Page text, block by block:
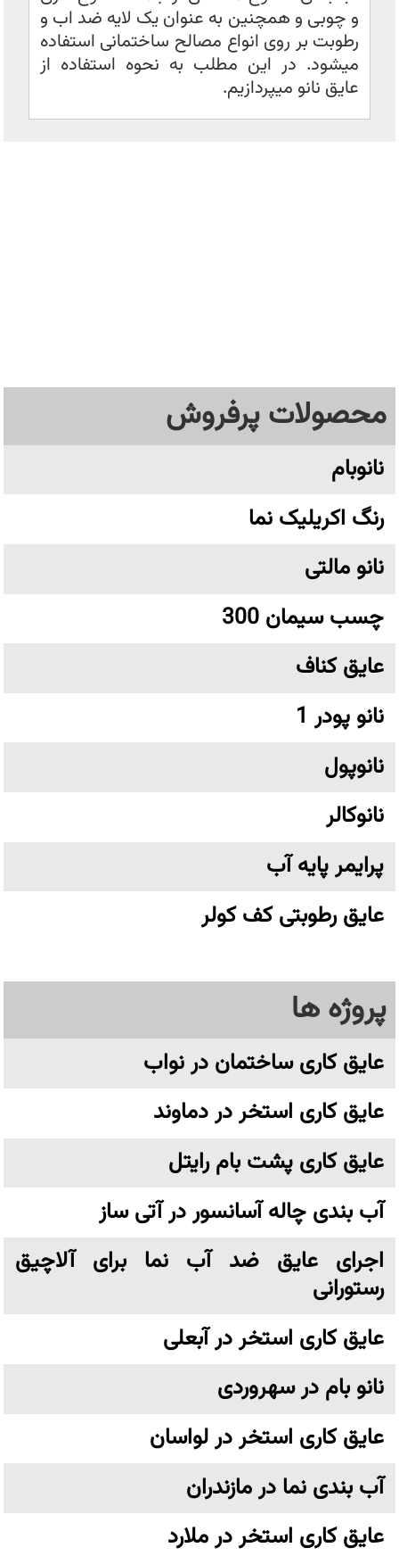
و چوبی و همچنین به عنوان یک لایه ضد اب و
رطوبت بر روی انواع مصالح ساختمانی استفاده
میشود. در این مطلب به نحوه استفاده از
عایق نانو میپردازیم.
محصولات پرفروش
نانوبام
رنگ اکریلیک نما
نانو مالتی
چسب سیمان 300
عایق کناف
نانو پودر 1
نانوپول
نانوکالر
پرایمر پایه آب
عایق رطوبتی کف کولر
پروژه ها
عایق کاری ساختمان در نواب
عایق کاری استخر در دماوند
عایق کاری پشت بام رایتل
آب بندی چاله آسانسور در آتی ساز
اجرای عایق ضد آب نما برای آلاچیق
رستورانی
عایق کاری استخر در آبعلی
نانو بام در سهروردی
عایق کاری استخر در لواسان
آب بندی نما در مازندران
عایق کاری استخر در ملارد